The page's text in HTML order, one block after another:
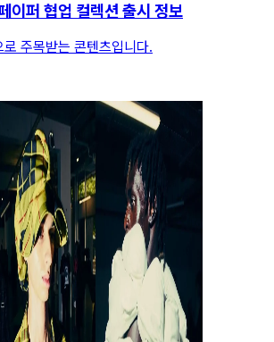
이퍼 협업 컬렉션 출시 정보
주목받는 콘텐츠입니다.